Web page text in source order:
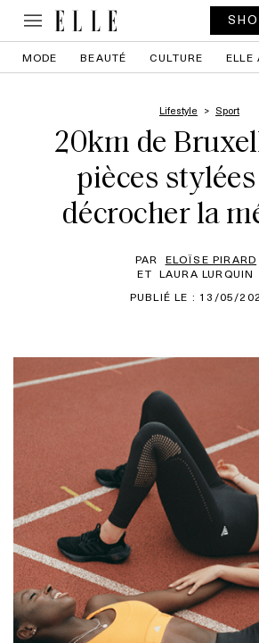
MODE BEAUTÉ CULTURE ELLE
Lifestyle Sport
20km de
pièces
décrocher la
PAR ELOÏSE PIRARD
ET LAURA LURQUIN
PUBLIÉ LE : 13/05/